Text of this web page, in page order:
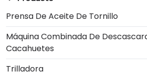
Prensa De Aceite De Tornillo
Máquina Combinada De
Cacahuetes
Trilladora